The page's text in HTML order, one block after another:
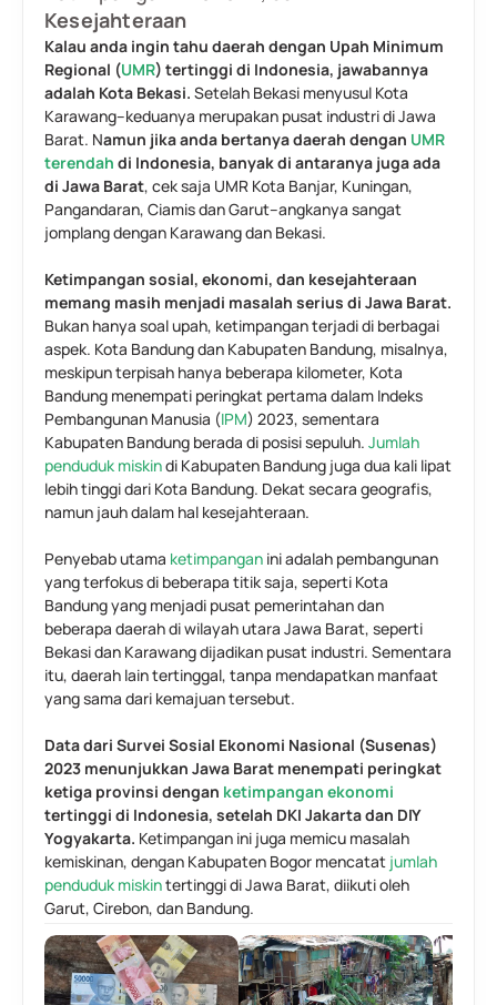
Kesejahteraan
Kalau anda ingin tahu daerah dengan Upah Minimum
Regional (UMR) tertinggi di Indonesia, jawabannya
adalah Kota Bekasi. Setelah Bekasi menyusul Kota
Karawang–keduanya merupakan pusat industri di Jawa
Barat. Namun jika anda bertanya daerah dengan UMR
terendah di Indonesia, banyak di antaranya juga ada
di Jawa Barat, cek saja UMR Kota Banjar, Kuningan,
Pangandaran, Ciamis dan Garut–angkanya sangat
jomplang dengan Karawang dan Bekasi.
Ketimpangan sosial, ekonomi, dan kesejahteraan
memang masih menjadi masalah serius di Jawa Barat.
Bukan hanya soal upah, ketimpangan terjadi di berbagai
aspek. Kota Bandung dan Kabupaten Bandung, misalnya,
meskipun terpisah hanya beberapa kilometer, Kota
Bandung menempati peringkat pertama dalam Indeks
Pembangunan Manusia (IPM) 2023, sementara
Kabupaten Bandung berada di posisi sepuluh. Jumlah
penduduk miskin di Kabupaten Bandung juga dua kali lipat
lebih tinggi dari Kota Bandung. Dekat secara geografis,
namun jauh dalam hal kesejahteraan.
Penyebab utama ketimpangan ini adalah pembangunan
yang terfokus di beberapa titik saja, seperti Kota
Bandung yang menjadi pusat pemerintahan dan
beberapa daerah di wilayah utara Jawa Barat, seperti
Bekasi dan Karawang dijadikan pusat industri. Sementara
itu, daerah lain tertinggal, tanpa mendapatkan manfaat
yang sama dari kemajuan tersebut.
Data dari Survei Sosial Ekonomi Nasional (Susenas)
2023 menunjukkan Jawa Barat menempati peringkat
ketiga provinsi dengan
tertinggi di Indonesia, setelah DKI Jakarta dan DIY
Yogyakarta. Ketimpangan ini juga memicu masalah
kemiskinan, dengan Kabupaten Bogor mencatat jumlah
penduduk miskin tertinggi di Jawa Barat, diikuti oleh
Garut, Cirebon, dan Bandung.